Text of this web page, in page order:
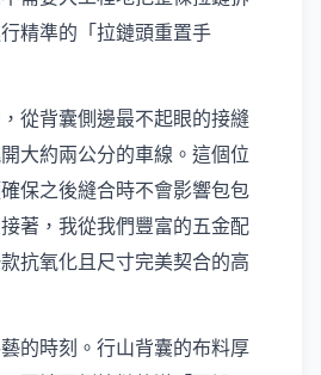
精準的「拉鏈頭重置手
從背囊側邊最不起眼的接縫
大約兩公分的車線。這個位
保之後縫合時不會影響包包
著，我從我們豐富的五金配
抗氧化且尺寸完美契合的高
的時刻。行山背囊的布料厚